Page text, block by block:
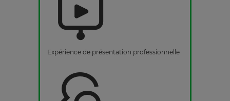
Expérience de présentation professionnelle